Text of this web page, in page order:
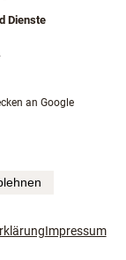
auf Wunsch
entsteht
Dienste
an Google
Impressum